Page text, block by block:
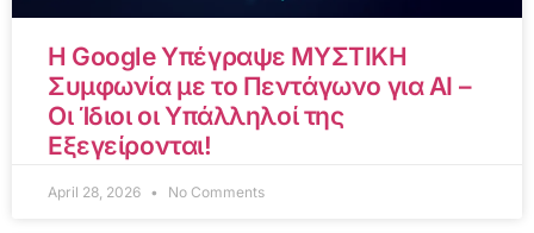
Η Google Υπέγραψε ΜΥΣΤΙΚΗ
Συμφωνία με το Πεντάγωνο για AI –
Οι Ίδιοι οι Υπάλληλοί της
Εξεγείρονται!
April 28, 2026 No Comments